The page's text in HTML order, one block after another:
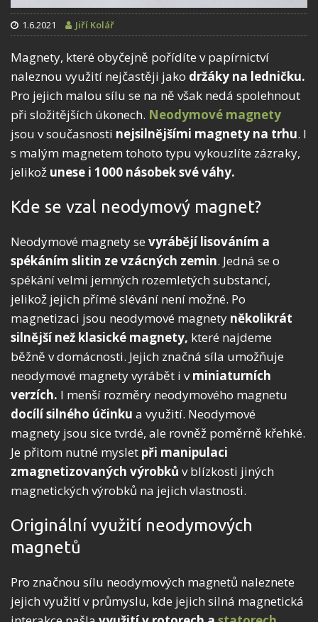
1.6.2021 Jiří Kolář
Magnety, které obyčejně pořídíte v papírnictví
naleznou využití nejčastěji jako držáky na ledničku.
Pro jejich malou sílu se na ně však nedá spolehnout
při složitějších úkonech. Neodymové magnety
jsou v současnosti nejsilnějšími magnety na trhu. I
s malým magnetem tohoto typu vykouzlíte zázraky,
jelikož unese i 1000 násobek své váhy.
Kde se vzal neodymový magnet?
Neodymové magnety se vyrábějí lisováním a
spékáním slitin ze vzácných zemin. Jedná se o
spékání velmi jemných rozemletých substancí,
jelikož jejich přímé slévání není možné. Po
magnetizaci jsou neodymové magnety několikrát
silnější než klasické magnety, které najdeme
běžně v domácnosti. Jejich značná síla umožňuje
neodymové magnety vyrábět i vminiaturních
verzích. I menší rozměry neodymového magnetu
docílí silného účinku a využití. Neodymové
magnety jsou sice tvrdé, ale rovněž poměrně křehké.
Je přitom nutné myslet při manipulaci
zmagnetizovaných výrobků v blízkosti jiných
magnetických výrobků na jejich vlastnosti.
Originální využití neodymových
magnetů
Pro značnou sílu neodymových magnetů naleznete
jejich využití v průmyslu, kde jejich silná magnetická